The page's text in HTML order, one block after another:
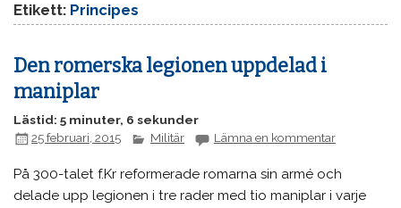
Etikett: Principes
Den romerska legionen uppdelad i
maniplar
Lästid: 5 minuter, 6 sekunder
25 februari, 2015
Militär Lämna en kommentar
På 300-talet f.Kr reformerade romarna sin armé och
delade upp legionen i tre rader med tio maniplar i varje